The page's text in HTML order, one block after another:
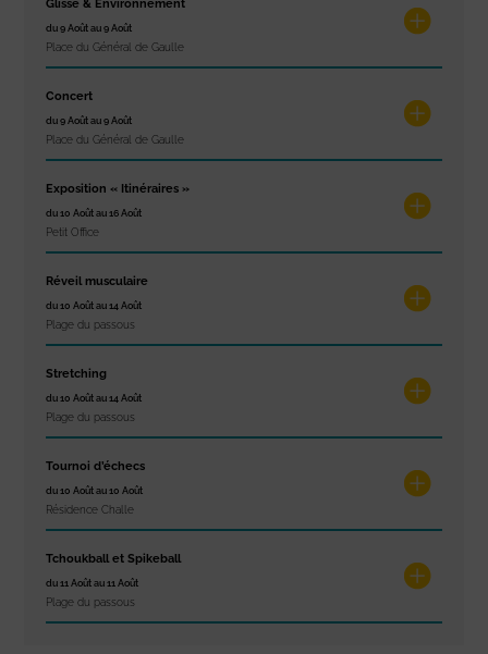
Glisse & Environnement
du 9 Août au 9 Août
Place du Général de Gaulle
Concert
du 9 Août au 9 Août
Place du Général de Gaulle
Exposition « Itinéraires »
du 10 Août au 16 Août
Petit Office
Réveil musculaire
du 10 Août au 14 Août
Plage du passous
Stretching
du 10 Août au 14 Août
Plage du passous
Tournoi d’échecs
du 10 Août au 10 Août
Résidence Challe
Tchoukball et Spikeball
du 11 Août au 11 Août
Plage du passous